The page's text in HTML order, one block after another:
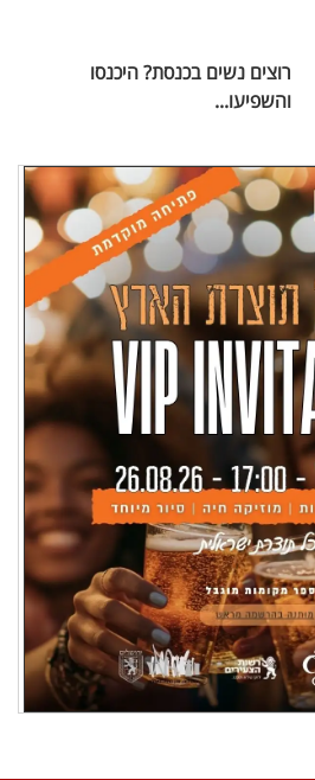
רוצים נשים בכנסת? היכנסו
והשפיעו...